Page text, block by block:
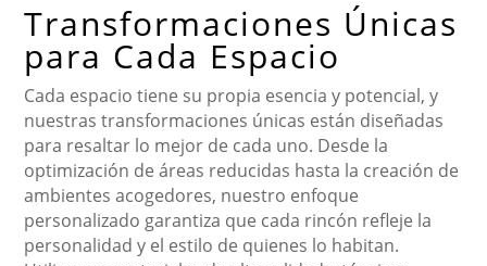
Transformaciones Únicas
para Cada Espacio
Cada espacio tiene su propia esencia y potencial, y
nuestras transformaciones únicas están diseñadas
para resaltar lo mejor de cada uno. Desde la
optimización de áreas reducidas hasta la creación de
ambientes acogedores, nuestro enfoque
personalizado garantiza que cada rincón refleje la
personalidad y el estilo de quienes lo habitan.